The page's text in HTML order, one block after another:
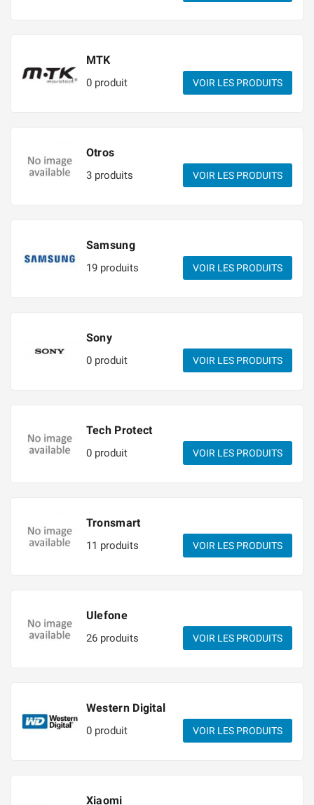
MTK
0 produit VOIR LES PRODUITS
Otros
3 produits VOIR LES PRODUITS
Samsung
19 produits VOIR LES PRODUITS
Sony
0 produit VOIR LES PRODUITS
Tech Protect
0 produit VOIR LES PRODUITS
Tronsmart
11 produits VOIR LES PRODUITS
Ulefone
26 produits VOIR LES PRODUITS
Western Digital
0 produit VOIR LES PRODUITS
Xiaomi